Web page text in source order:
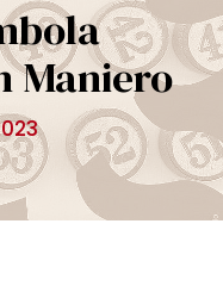
i
g
a
i
o
Maniero